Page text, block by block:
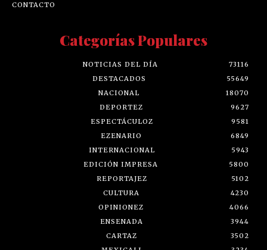
CONTACTO
Categorías Populares
NOTICIAS DEL DÍA
73116
DESTACADOS
55649
NACIONAL
18070
DEPORTEZ
9627
ESPECTÁCULOZ
9581
EZENARIO
6849
INTERNACIONAL
5943
EDICIÓN IMPRESA
5800
REPORTAJEZ
5102
CULTURA
4230
OPINIONEZ
4066
ENSENADA
3944
CARTAZ
3502